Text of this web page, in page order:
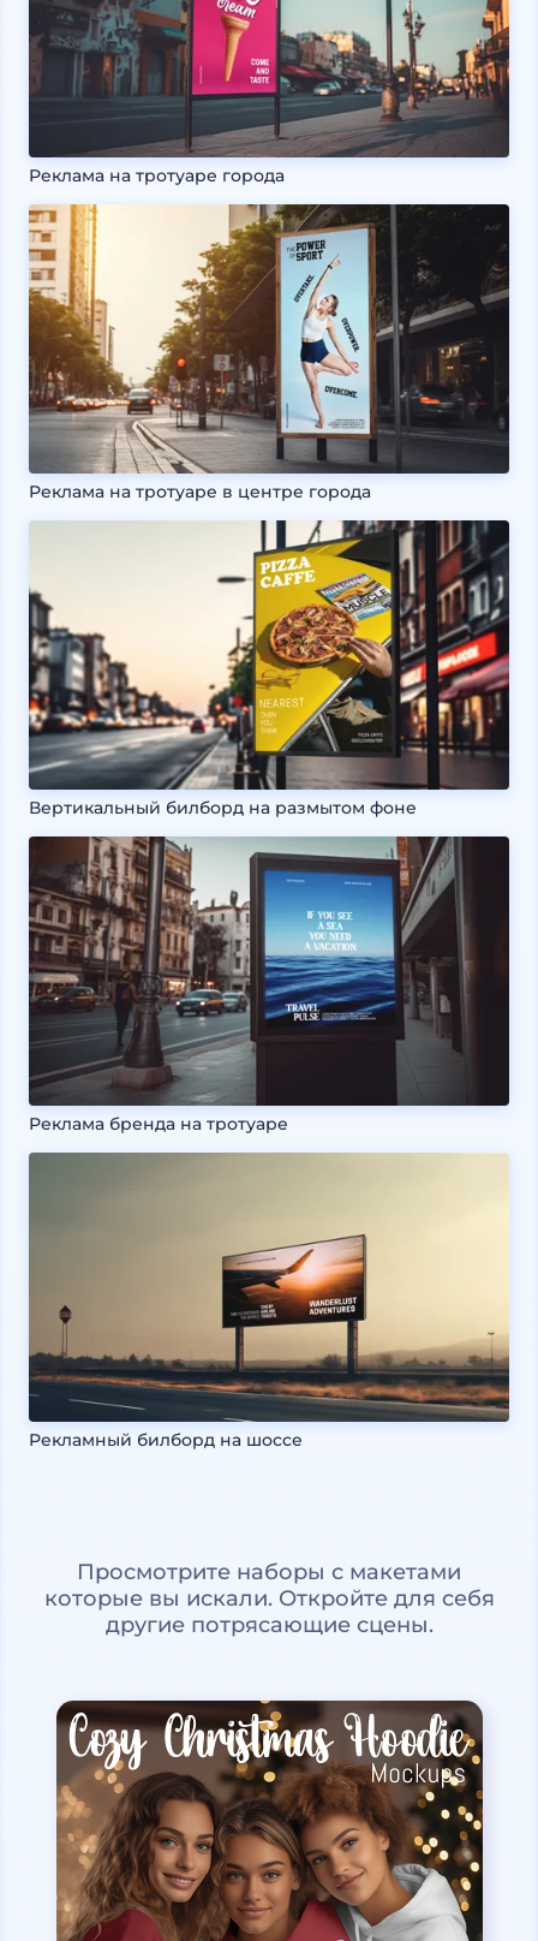
Реклама на тротуаре города
Реклама на тротуаре в центре города
Вертикальный билборд на размытом фоне
Реклама бренда на тротуаре
Рекламный билборд на шоссе
Просмотрите наборы с макетами
которые вы искали. Откройте для себя
другие потрясающие сцены.